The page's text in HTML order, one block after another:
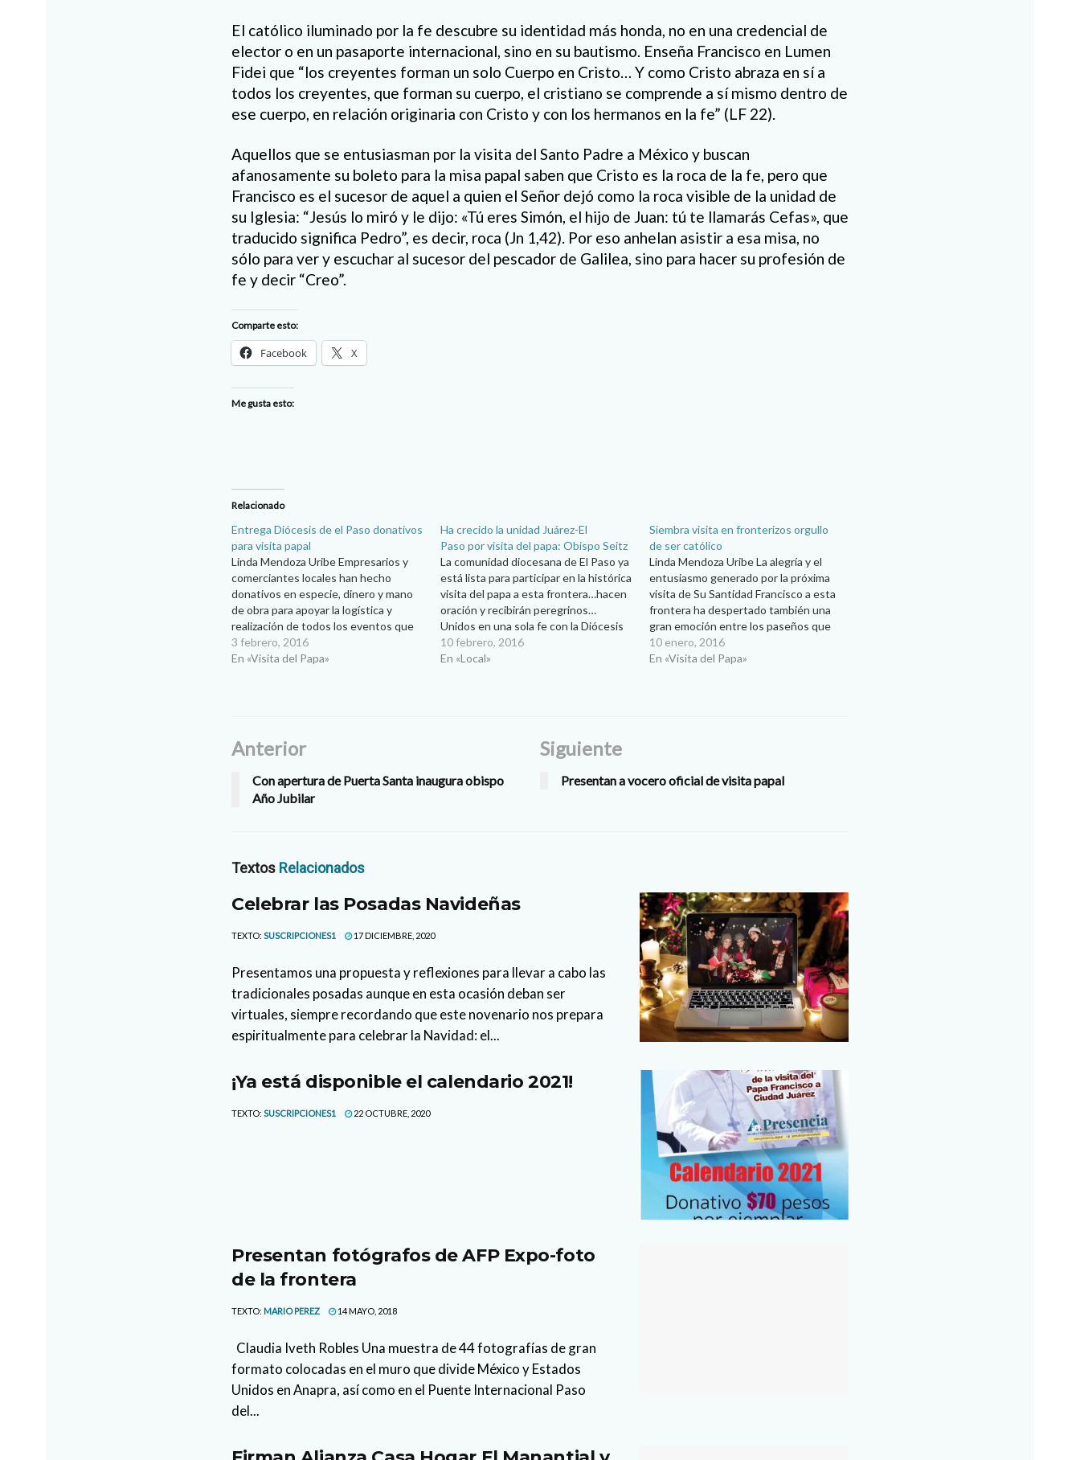
El católico iluminado por la fe descubre su identidad más honda, no en una credencial de
elector o en un pasaporte internacional, sino en su bautismo. Enseña Francisco en Lumen
Fidei que “los creyentes forman un solo Cuerpo en Cristo… Y como Cristo abraza en sí a
todos los creyentes, que forman su cuerpo, el cristiano se comprende a sí mismo dentro de
ese cuerpo, en relación originaria con Cristo y con los hermanos en la fe” (LF 22).
Aquellos que se entusiasman por la visita del Santo Padre a México y buscan
afanosamente su boleto para la misa papal saben que Cristo es la roca de la fe, pero que
Francisco es el sucesor de aquel a quien el Señor dejó como la roca visible de la unidad de
su Iglesia: “Jesús lo miró y le dijo: «Tú eres Simón, el hijo de Juan: tú te llamarás Cefas», que
traducido significa Pedro”, es decir, roca (Jn 1,42). Por eso anhelan asistir a esa misa, no
sólo para ver y escuchar al sucesor del pescador de Galilea, sino para hacer su profesión de
fe y decir “Creo”.
Comparte esto:
Facebook X
Me gusta esto:
Relacionado
Entrega Diócesis de el Paso donativos
para visita papal
Linda Mendoza Uribe Empresarios y
comerciantes locales han hecho
donativos en especie, dinero y mano
de obra para apoyar la logística y
realización de todos los eventos que
encabezará el Papa Francisco el
próximo 17 de febrero en esta ciudad.
3 febrero, 2016
En «Visita del Papa»
Ha crecido la unidad Juárez-El
Paso por visita del papa: Obispo Seitz
La comunidad diocesana de El Paso ya
está lista para participar en la histórica
visita del papa a esta frontera…hacen
oración y recibirán peregrinos…
Unidos en una sola fe con la Diócesis
de Ciudad Juárez, la comunidad
diocesana El Paso, Texas se
10 febrero, 2016
En «Local»
Siembra visita en fronterizos orgullo
de ser católico
Linda Mendoza Uribe La alegría y el
entusiasmo generado por la próxima
visita de Su Santidad Francisco a esta
frontera ha despertado también una
gran emoción entre los paseños que
ya planean venir a Ciudad Juárez el
miércoles 17 de febrero. El sacerdote
10 enero, 2016
En «Visita del Papa»
Anterior
Con apertura de Puerta Santa inaugura obispo
Año Jubilar
Siguiente
Presentan a vocero oficial de visita papal
Textos Relacionados
Celebrar las Posadas Navideñas
TEXTO: SUSCRIPCIONES1 17 DICIEMBRE, 2020
Presentamos una propuesta y reflexiones para llevar a cabo las
tradicionales posadas aunque en esta ocasión deban ser
virtuales, siempre recordando que este novenario nos prepara
espiritualmente para celebrar la Navidad: el...
¡Ya está disponible el calendario 2021!
TEXTO: SUSCRIPCIONES1 22 OCTUBRE, 2020
Presentan fotógrafos de AFP Expo-foto
de la frontera
TEXTO: MARIO PEREZ 14 MAYO, 2018
Claudia Iveth Robles Una muestra de 44 fotografías de gran
formato colocadas en el muro que divide México y Estados
Unidos en Anapra, así como en el Puente Internacional Paso
del...